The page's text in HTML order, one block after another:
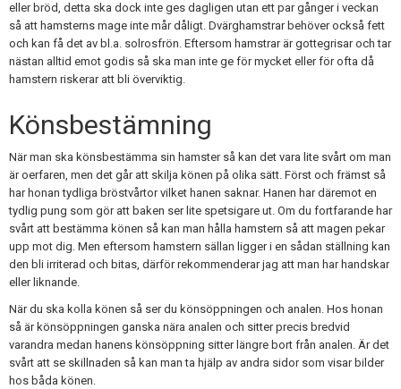
eller bröd, detta ska dock inte ges dagligen utan ett par gånger i veckan
så att hamsterns mage inte mår dåligt. Dvärghamstrar behöver också fett
och kan få det av bl.a. solrosfrön. Eftersom hamstrar är gottegrisar och tar
nästan alltid emot godis så ska man inte ge för mycket eller för ofta då
hamstern riskerar att bli överviktig.
Könsbestämning
När man ska könsbestämma sin hamster så kan det vara lite svårt om man
är oerfaren, men det går att skilja könen på olika sätt. Först och främst så
har honan tydliga bröstvårtor vilket hanen saknar. Hanen har däremot en
tydlig pung som gör att baken ser lite spetsigare ut. Om du fortfarande har
svårt att bestämma könen så kan man hålla hamstern så att magen pekar
upp mot dig. Men eftersom hamstern sällan ligger i en sådan ställning kan
den bli irriterad och bitas, därför rekommenderar jag att man har handskar
eller liknande.
När du ska kolla könen så ser du könsöppningen och analen. Hos honan
så är könsöppningen ganska nära analen och sitter precis bredvid
varandra medan hanens könsöppning sitter längre bort från analen. Är det
svårt att se skillnaden så kan man ta hjälp av andra sidor som visar bilder
hos båda könen.